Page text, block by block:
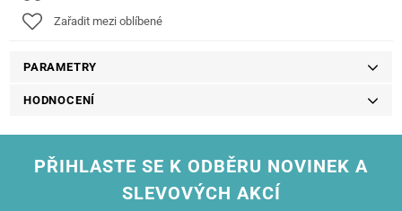
Zařadit mezi oblíbené
PARAMETRY
HODNOCENÍ
PŘIHLASTE SE K ODBĚRU NOVINEK A
SLEVOVÝCH AKCÍ